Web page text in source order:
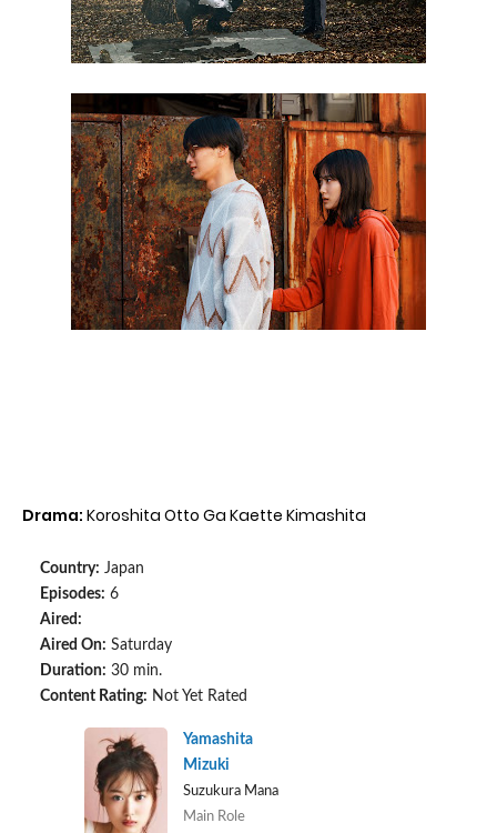
Drama: Koroshita Otto Ga Kaette Kimashita
Country: Japan
Episodes: 6
Aired:
Aired On: Saturday
Duration: 30 min.
Content Rating: Not Yet Rated
Yamashita
Mizuki
Suzukura Mana
Main Role